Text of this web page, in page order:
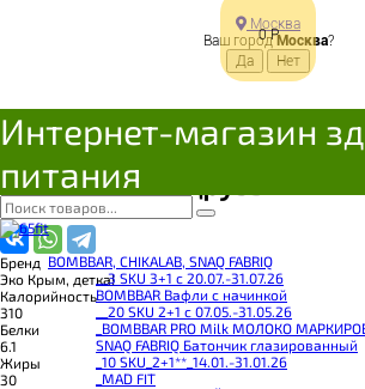
0Р
Москва
Ваш городМосква?
Интернет-магазин
питания
BOMBBAR, CHIKALAB, SNAQ FABRIQ
__3 SKU 3+1 с 20.07.-31.07.26
BOMBBAR Вафли с начинкой
__20 SKU 2+1 с 07.05.-31.05.26
_BOMBBAR PRO Milk МОЛОКО
SNAQ FABRIQ Батончик глазированный
_10 SKU_2+1**_14.01.-31.01.26
_MAD FIT
Добавляется...В
Поделиться с друзьями
Бренд
Эко Крым, детка!
Калорийность
310
Белки
6.1
Жиры
30